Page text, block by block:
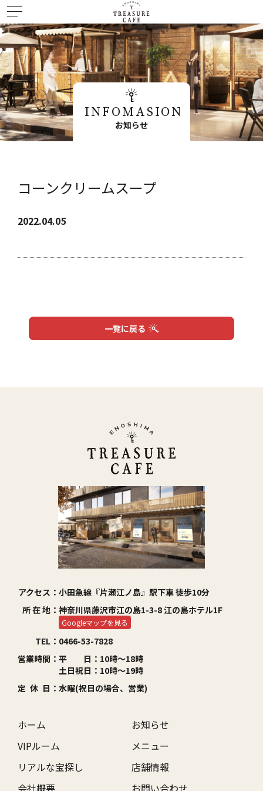
お知らせ
VIPルーム
VIP Room
メニュー
Menu
リアルな宝探し
Quest
店舗情報
Shop
Profile Contact
個人情報保護方針
INFOMASION
お知らせ
コーンクリームスープ
2022.04.05
一覧に戻る
アクセス： 小田急線『片瀬江ノ島』駅下車 徒歩10分
所 在 地： 神奈川県藤沢市江の島1-3-8 江の島ホテル1F
Googleマップを見る
TEL： 0466-53-7828
営業時間： 平 日：10時～18時
土日祝日：10時～19時
定 休 日： 水曜(祝日の場合、営業)
ホーム
お知らせ
VIPルーム
メニュー
リアルな宝探し
店舗情報